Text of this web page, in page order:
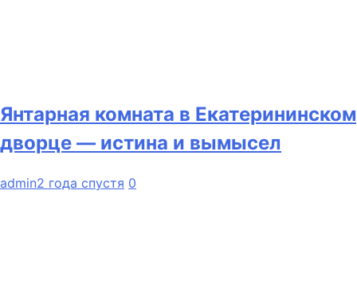
Янтарная комната в Екатерининском
дворце — истина и вымысел
admin2 года спустя 0